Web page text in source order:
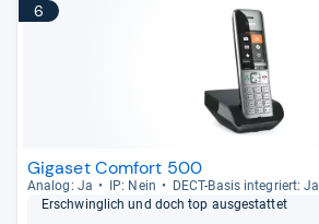
6
Gigaset Comfort 500
Ana­log: Ja IP: Nein
DECT-​Basis inte­griert: Ja
Erschwing­lich und doch top aus­ge­stat­tet